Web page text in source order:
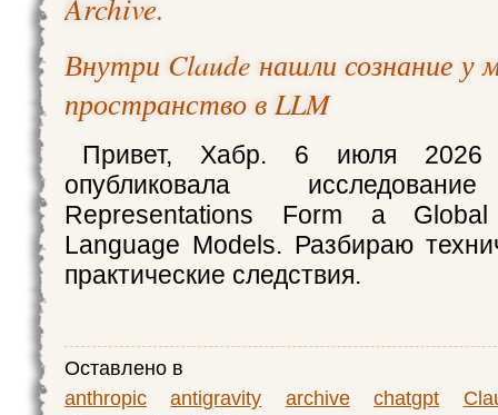
Внутри Claude нашли сознание у
пространство в LLM
Привет, Хабр. 6 июля 2026
опубликовала
Representations Form a
Language Models. Разбираю
практические следствия.
Оставлено в
anthropic
antigravity archive chatgpt